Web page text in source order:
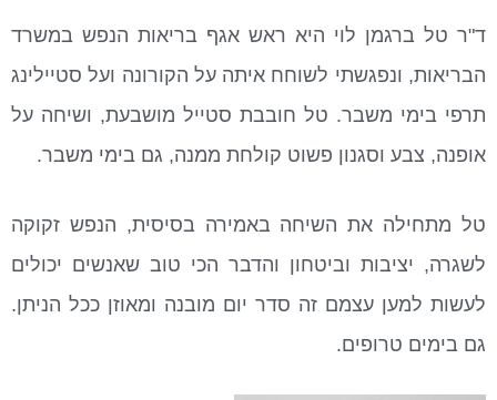
ד"ר טל ברגמן לוי היא ראש אגף בריאות הנפש במשרד
הבריאות, ונפגשתי לשוחח איתה על הקורונה ועל סטיילינג
תרפי בימי משבר. טל חובבת סטייל מושבעת, ושיחה על
אופנה, צבע וסגנון פשוט קולחת ממנה, גם בימי משבר.
טל מתחילה את השיחה באמירה בסיסית, הנפש זקוקה
לשגרה, יציבות וביטחון והדבר הכי טוב שאנשים יכולים
לעשות למען עצמם זה סדר יום מובנה ומאוזן ככל הניתן.
גם בימים טרופים.